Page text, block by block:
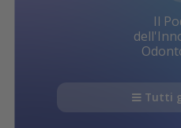
Il
Tutti